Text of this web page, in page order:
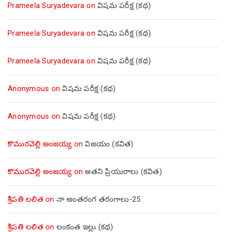
Prameela Suryadevara on విషమ పరీక్ష (క‌థ‌)
Prameela Suryadevara on విషమ పరీక్ష (క‌థ‌)
Prameela Suryadevara on విషమ పరీక్ష (క‌థ‌)
Anonymous onవిషమ పరీక్ష (క‌థ‌)
Anonymous onవిషమ పరీక్ష (క‌థ‌)
కొమురవెల్లి అంజయ్య onవిజయం (కవిత)
కొమురవెల్లి అంజయ్య onఅతని ప్రియురాలు (కవిత)
శ్రీపతి లలిత on నా అంతరంగ తరంగాలు-25
శ్రీపతి లలిత on లంకంత ఇల్లు (కథ)